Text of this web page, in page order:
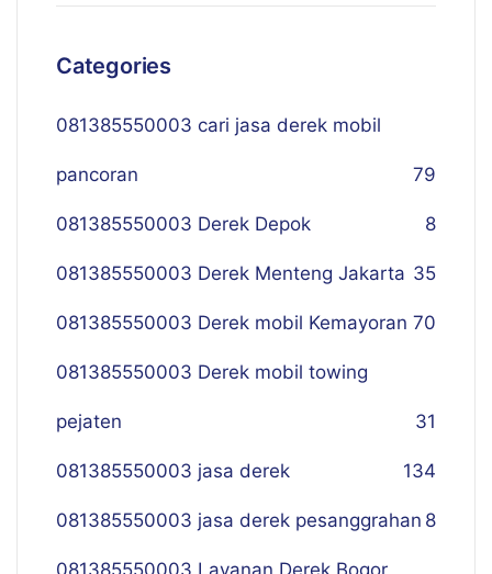
Categories
081385550003 cari jasa derek mobil
pancoran 79
081385550003 Derek Depok 8
081385550003 Derek Menteng Jakarta 35
081385550003 Derek mobil Kemayoran 70
081385550003 Derek mobil towing
pejaten 31
081385550003 jasa derek 134
081385550003 jasa derek pesanggrahan 8
081385550003 Layanan Derek Bogor